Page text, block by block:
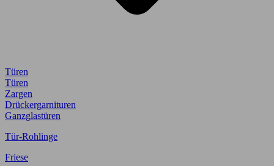
Türen
Türen
Zargen
Drückergarnituren
Ganzglastüren
Tür-Rohlinge
Friese